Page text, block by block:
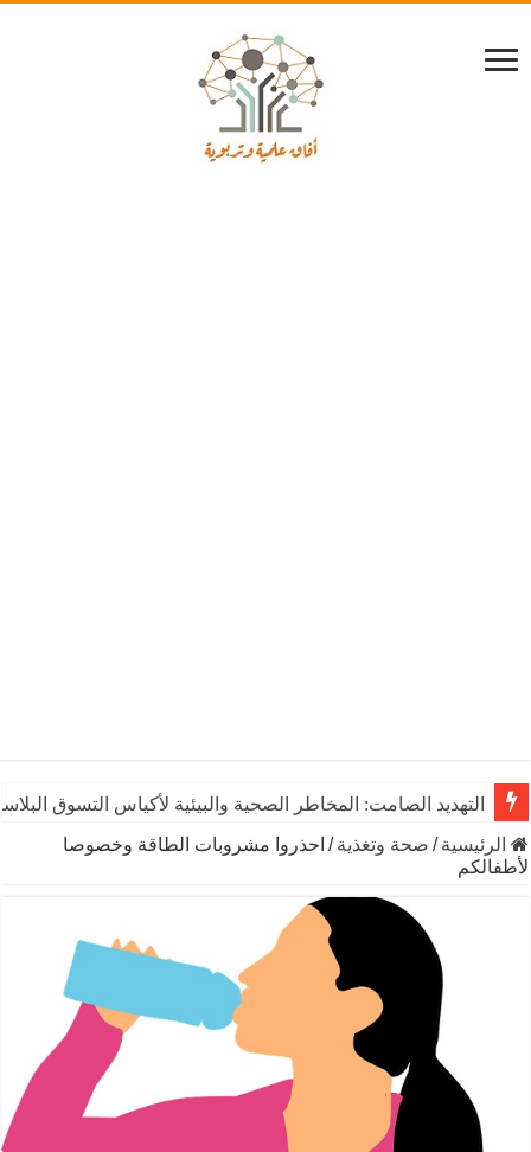
التهديد الصامت: المخاطر الصحية والبيئية لأكياس التسوق
الرئيسية / صحة وتغذية / احذروا مشروبات الطاقة وخصوصا
لأطفالكم